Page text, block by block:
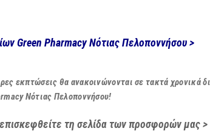
Green Pharmacy Νότιας Πελοποννήσου >
εκπτώσεις θα ανακοινώνονται σε τακτά χρονικά
Νότιας Πελοποννήσου!
τη σελίδα των προσφορών μας >